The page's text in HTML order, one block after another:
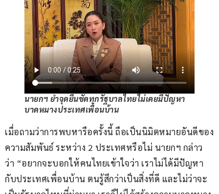
นายกฯ ย้ำจุดยืนชัดทุกรัฐบาลไทยไม่เคยมีปัญหา
บาดหมางประเทศเพื่อนบ้าน
เมื่อถามว่าการพบหารือครั้งนี้ ถือเป็นนิมิตหมายอันดีของ
ความสัมพันธ์ ระหว่าง 2 ประเทศหรือไม่ นายกฯ กล่าว
ว่า “อยากจะบอกให้คนไทยเข้าใจว่า เราไม่ได้มีปัญหา
กับประเทศเพื่อนบ้าน ตนรู้สึกว่าเป็นสิ่งที่ดี และไม่ว่าจะ